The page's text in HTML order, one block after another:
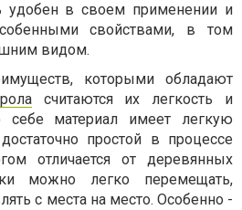
удобен в своем применении и
свойствами, в том
видом.
которыми обладают
считаются их легкость и
себе материал имеет легкую
простой в процессе
отличается от деревянных
можно легко перемещать,
с места на место. Особенно -